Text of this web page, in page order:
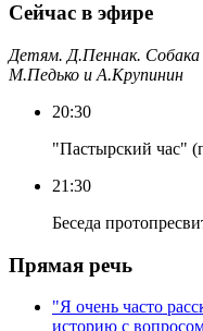
Сейчас в эфире
Детям. Д.Пеннак.
М.Педько и А.Крупинин
20:30
"Пастырский час"
21:30
Беседа
Прямая речь
"Я очень часто
историю с